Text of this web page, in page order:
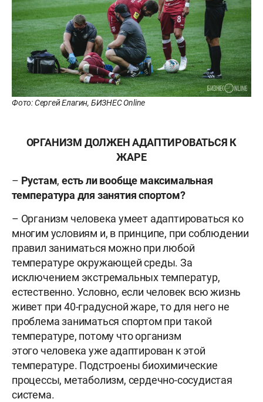
Фото: Сергей Елагин, БИЗНЕС Online
ОРГАНИЗМ ДОЛЖЕН АДАПТИРОВАТЬСЯ К
ЖАРЕ
– Рустам, есть ли вообще максимальная
температура для занятия спортом?
– Организм человека умеет адаптироваться ко
многим условиям и, в принципе, при соблюдении
правил заниматься можно при любой
температуре окружающей среды. За
исключением экстремальных температур,
естественно. Условно, если человек всю жизнь
живет при 40-градусной жаре, то для него не
проблема заниматься спортом при такой
температуре, потому что организм
этого человека уже адаптирован к этой
температуре. Подстроены биохимические
процессы, метаболизм, сердечно-сосудистая
система.